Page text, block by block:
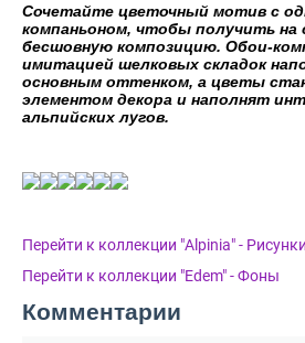
Сочетайте цветочный мотив с
компаньоном, чтобы получить на
бесшовную композицию. Обои-
имитацией шелковых складок
основным оттенком, а цветы
элементом декора и наполнят
альпийских лугов.
Перейти к коллекции "Alpinia" - Рисунки
Перейти к коллекции "Edem" - Фоны
Комментарии